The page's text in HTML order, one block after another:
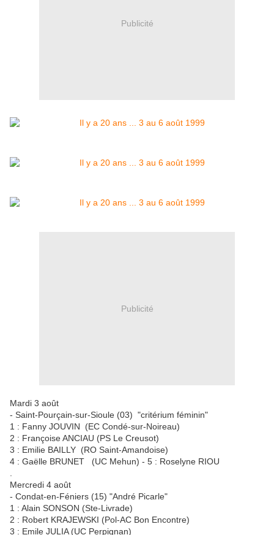
Publicité
Publicité
Mardi 3 août
- Saint-Pourçain-sur-Sioule (03) "critérium féminin"
1 : Fanny JOUVIN (EC Condé-sur-Noireau)
2 : Françoise ANCIAU (PS Le Creusot)
3 : Emilie BAILLY (RO Saint-Amandoise)
4 : Gaëlle BRUNET (UC Mehun) - 5 : Roselyne RIOU
Mercredi 4 août
- Condat-en-Féniers (15) "André Picarle"
1 : Alain SONSON (Ste-Livrade)
2 : Robert KRAJEWSKI (Pol-AC Bon Encontre)
3 : Emile JULIA (UC Perpignan)